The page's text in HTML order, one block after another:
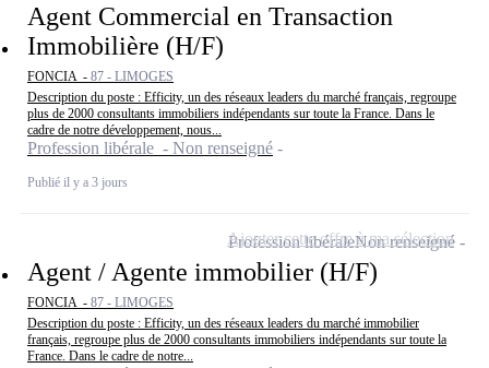
Agent Commercial en Transaction
Immobilière (H/F)
FONCIA - 87 - LIMOGES
Description du poste : Efficity, un des réseaux leaders du marché français, regroupe
plus de 2000 consultants immobiliers indépendants sur toute la France. Dans le
cadre de notre développement, nous...
Profession libérale - Non renseigné
Publié il y a 3 jours
Agent / Agente immobilier (H/F)
FONCIA - 87 - LIMOGES
Description du poste : Efficity, un des réseaux leaders du marché immobilier
français, regroupe plus de 2000 consultants immobiliers indépendants sur toute la
France. Dans le cadre de notre...
Profession libéraleNon renseigné
Ajouter cette offre à ma sélection